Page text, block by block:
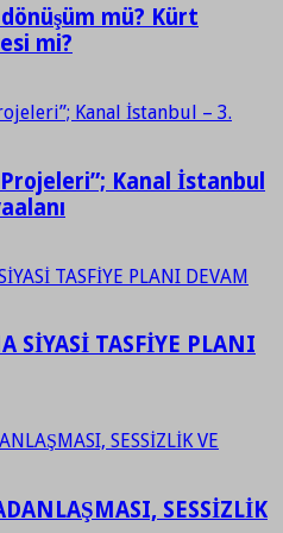
mü? Kürt
mi?
Projeleri”; Kanal İstanbul
SİYASİ TASFİYE PLANI
SESSİZLİK